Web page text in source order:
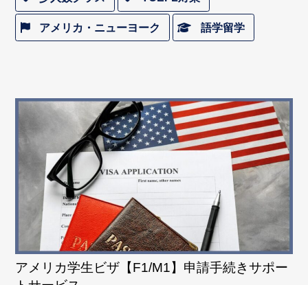
アメリカ・ニューヨーク 語学留学
アメリカ学生ビザ【F1/M1】申請手続きサポー